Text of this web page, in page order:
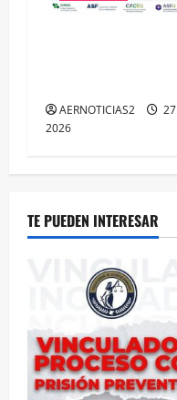
AERNOTICIAS2
2026
TE PUEDEN INTERESAR